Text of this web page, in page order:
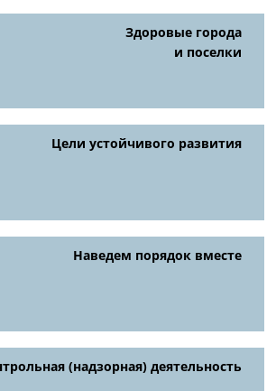
Здоровые города
и поселки
Цели устойчивого развития
Наведем порядок вместе
(надзорная) деятельность